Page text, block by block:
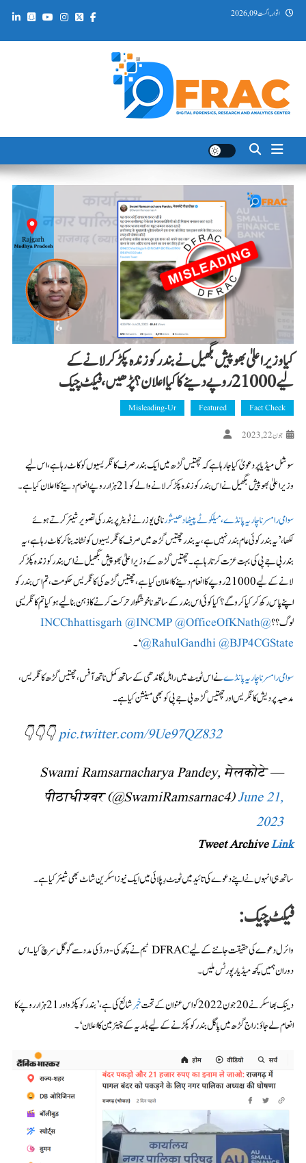
Skip اتوار, اگست 09, 2026
DFRAC_ORG
کیا وزیر اعلیٰ بھوپیش بگھیل نے بندر کو زندہ پکڑ کر لانے کے
لیے 21000 روپے دینے کا کیا اعلان؟ پڑھیں، فیکٹ چیک
Fact Check
Featured
Misleading-Ur
جون 22, 2023
سوشل میڈیا پر دعویٰ کیا جا رہا ہے کہ چھتیس گڑھ میں ایک بندر صرف کانگریسیوں کو کاٹ رہا ہے، اس لیے
وزیر اعلیٰ بھوپیش بگھیل نے اس بندر کو زندہ پکڑ کر لانے والے کو 21 ہزار روپے انعام دینے کا اعلان کیا ہے۔
سوامی رامسرناچاریہ پانڈے، میلکوٹے پیٹھادھیشورنامی یوزر نے ٹویٹر پر بندر کی تصویر شیئر کرتے ہوئے
لکھا،’یہ بندر کوئی عام بندر نہیں ہے، یہ بندر چھتیس گڑھ میں صرف کانگریسیوں کو نشانہ بنا کر کاٹ رہا ہے، یہ
بندر بی جے پی کی بہت عزت کرتا رہا ہے۔ چھتیس گڑھ کے وزیراعلیٰ بھوپیش بگھیل نے اس بندر کو زندہ پکڑ کر
لانے کے لیے 21000 روپےکا انعام دینے کا اعلان کیا ہے، چھتیس گڑھ کی کانگریس حکومت، تم اس بندر کو
اپنے پاس رکھ کر کیا کروگے؟ کیا کوئی اس بندر کے ساتھ نا خوشگوار حرکت کرنے کا ذہن بنا لیے ہو کیا تم کانگریسی
لوگ؟؟@INCChhattisgarh
@INCMP@OfficeOfKNath
@RahulGandhi @BJP4CGState ‘۔
سوامی رامسرناچاریہ پانڈےنے اس ٹویٹ میں راہل گاندھی کے ساتھ کمل ناتھ آفس، چھتیس گڑھ کانگریس،
مدھیہ پردیش کانگریس اور چھتیس گڑھ بی جے پی کو بھی مینشن کیا ہے۔
👇👇👇pic.twitter.com/9Ue97QZ832
— Swami Ramsarnacharya Pandey, मेलकोटे
पीठाधीश्वर (@SwamiRamsarnac4)June 21,
2023
Tweet ArchiveLink
ساتھ ہی انہوں نے اپنے دعوے کی تائید میں ٹویٹ رِپلائی میں ایک نیوز اسکرین شاٹ بھی شیئر کیا ہے۔
فیکٹ چیک:
وائرل دعوے کی حقیقت جاننے کے لیے DFRAC ٹیم نے کچھ کی-ورڈ کی مدد سے گوگل سرچ کیا۔ اس
دوران ہمیں کچھ میڈیا رپورٹس ملیں۔
دینِک بھاسکر نے 20 جون 2022 کو اس عنوان کے تحت خبر
شائع کی ہے،’بندر کو پکڑو اور 21 ہزار روپے کا
انعام لے جاؤ: راج گڑھ میں پاگل بندر کو پکڑنے کے لیے بلدیہ کے چیئرمین کا اعلان‘۔